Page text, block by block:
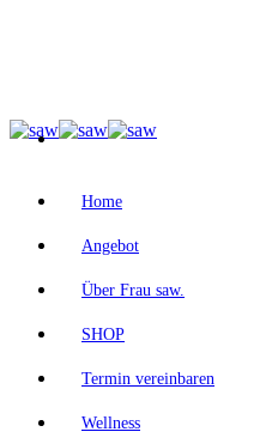
Home
Angebot
Über Frau saw.
SHOP
Termin vereinbaren
Wellness